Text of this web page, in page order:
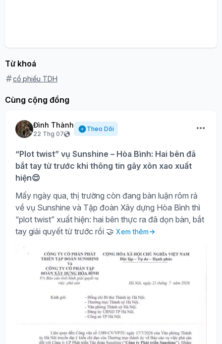
Từ khoá
cổ phiếu TDH
Cùng cộng đồng
Đình Thành
22 Thg 07
Theo Dõi
“Plot twist” vụ Sunshine – Hòa Bình: Hai bên đã
bắt tay từ trước khi thông tin gây xôn xao xuất
hiện😌
Mấy ngày qua, thị trường còn đang bàn luận rôm rả
về vụ Sunshine và Tập đoàn Xây dựng Hòa Bình thì
“plot twist” xuất hiện: hai bên thực ra đã dọn bàn, bắt
tay giải quyết từ trước rồi 🤝 Xem thêm